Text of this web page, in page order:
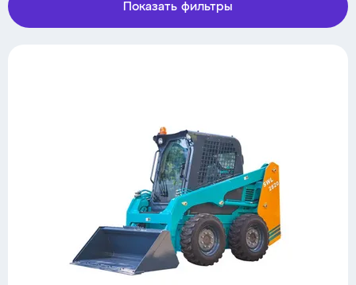
Показать фильтры